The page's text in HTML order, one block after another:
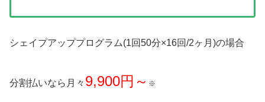
シェイプアッププログラム(1回50分×16回/2ヶ月)の場合
分割払いなら月々 9,900円～ ※